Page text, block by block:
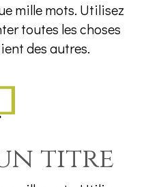
mille mots. Utilisez
toutes les choses
des autres.
titre